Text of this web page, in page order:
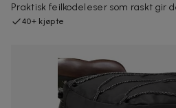
Praktisk feilkodeleser som raskt gir
40+ kjøpte